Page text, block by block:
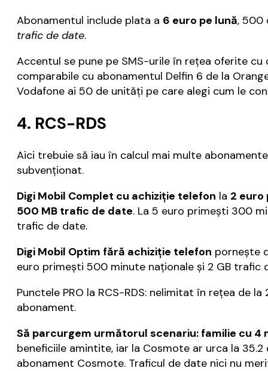
Abonamentul include plata a 6 euro pe lună, 500
trafic de date.
Accentul se pune pe SMS-urile în rețea oferite
comparabile cu abonamentul Delfin 6 de la
Vodafone ai 50 de unități pe care alegi cum le
4. RCS-RDS
Aici trebuie să iau în calcul mai multe
subvenționat.
Digi Mobil Complet cu achiziție telefon la 2 euro
500 MB trafic de date. La 5 euro primești 300
trafic de date.
Digi Mobil Optim fără achiziție telefon pornește
euro primești 500 minute naționale și 2 GB trafic
Punctele PRO la RCS-RDS: nelimitat în rețea de
abonament.
Să parcurgem următorul scenariu: familie cu 4
beneficiile amintite, iar la Cosmote ar urca la
abonament Cosmote. Traficul de date nici nu